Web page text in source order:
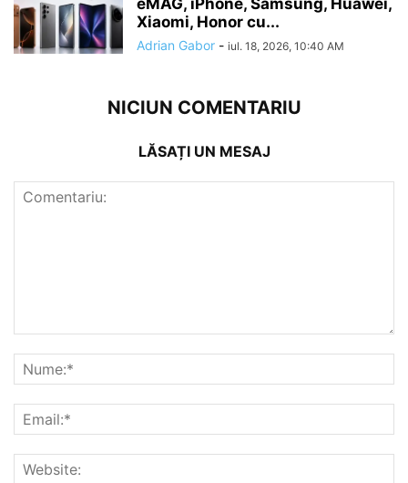
eMAG, iPhone, Samsung, Huawei,
Xiaomi, Honor cu...
Adrian Gabor - iul. 18, 2026, 10:40 AM
NICIUN COMENTARIU
LĂSAȚI UN MESAJ